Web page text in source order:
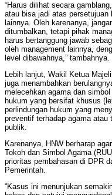
“Harus dilihat secara
atau bisa jadi atas
lainnya. Oleh karenanya,
ditumbalkan, tetapi pihak
harus bertanggung jawab
oleh management lainnya,
level dibawahnya,” tambahnya.
Lebih lanjut, Wakil Ketua
juga menambahkan
melecehkan agama dan
hukum yang bersifat khusus
perlindungan hukum yang
preventif terhadap agama
publik.
Karenanya, HNW berharap
Tokoh dan Simbol Agama
prioritas pembahasan di DPR
Pemerintah.
“Kasus ini menunjukan